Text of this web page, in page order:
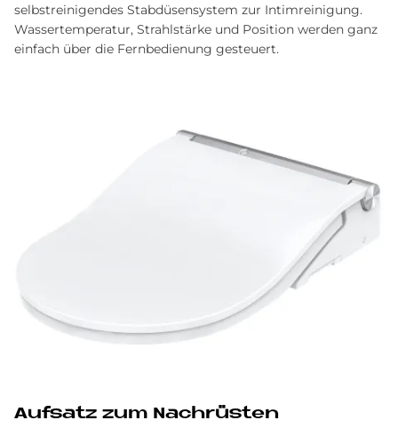
selbstreinigendes Stabdüsensystem zur Intimreinigung.
Wassertemperatur, Strahlstärke und Position werden ganz
einfach über die Fernbedienung gesteuert.
Auf­satz zum Nach­rü­sten